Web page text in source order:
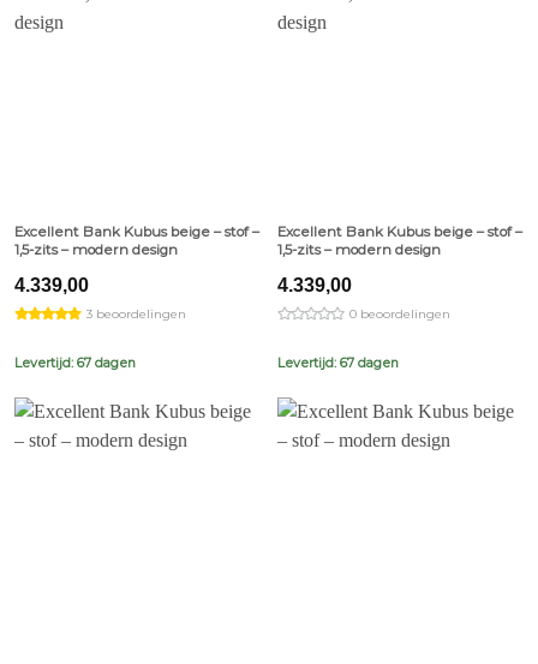
Excellent Bank Kubus beige – stof –
1,5-zits – modern design
4.339,00
3 beoordelingen
Levertijd: 67 dagen
Excellent Bank Kubus beige – stof –
1,5-zits – modern design
4.339,00
0 beoordelingen
Levertijd: 67 dagen